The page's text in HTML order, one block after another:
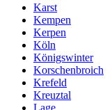
Karst
Kempen
Kerpen
Köln
Königswinter
Korschenbroich
Krefeld
Kreuztal
Lage